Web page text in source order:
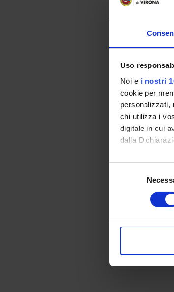
Uso
Noi e i nostri
cookie per
personalizzati,
chi utilizza i
digitale in cui
dalla
Con il tuo
digitali).
modificare o
di analisi dei
che hanno